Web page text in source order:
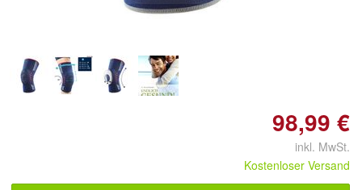
98,99 €
inkl. MwSt.
Kostenloser Versand